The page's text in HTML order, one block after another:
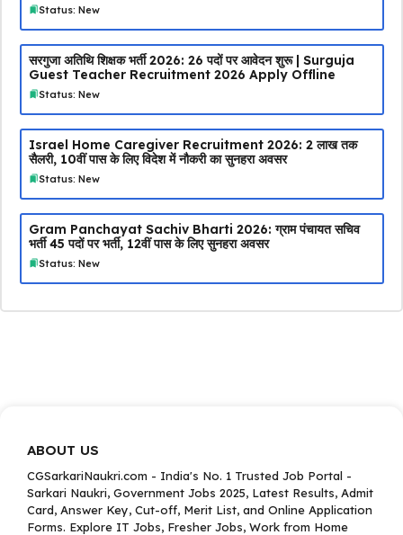
Status: New
सरगुजा अतिथि शिक्षक भर्ती 2026: 26 पदों पर आवेदन शुरू | Surguja
Guest Teacher Recruitment 2026 Apply Offline
Status: New
Israel Home Caregiver Recruitment 2026: ₹2 लाख तक
सैलरी, 10वीं पास के लिए विदेश में नौकरी का सुनहरा अवसर
Status: New
Gram Panchayat Sachiv Bharti 2026: ग्राम पंचायत सचिव
भर्ती 45 पदों पर भर्ती, 12वीं पास के लिए सुनहरा अवसर
Status: New
ABOUT US
CGSarkariNaukri.com - India's No. 1 Trusted Job Portal -
Sarkari Naukri, Government Jobs 2025, Latest Results, Admit
Card, Answer Key, Cut-off, Merit List, and Online Application
Forms. Explore IT Jobs, Fresher Jobs, Work from Home